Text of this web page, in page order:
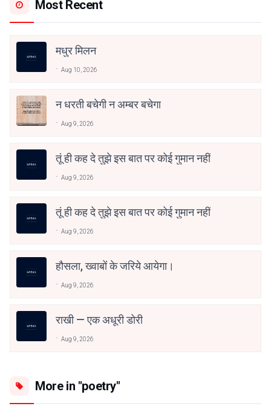
Most Recent
मधुर मिलन
Aug 10, 2026
न धरती बचेगी न अम्बर बचेगा
Aug 9, 2026
तूं ही कह दे तुझे इस बात पर कोई गुमान नहीं
Aug 9, 2026
तूं ही कह दे तुझे इस बात पर कोई गुमान नहीं
Aug 9, 2026
हौसला, ख्वाबों के जरिये आयेगा।
Aug 9, 2026
राखी — एक अधूरी डोरी
Aug 9, 2026
More in "poetry"